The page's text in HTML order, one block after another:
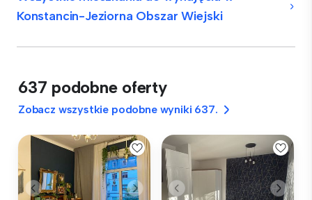
Konstancin-Jeziorna Obszar Wiejski
637 podobne oferty
Zobacz wszystkie podobne wyniki 637.